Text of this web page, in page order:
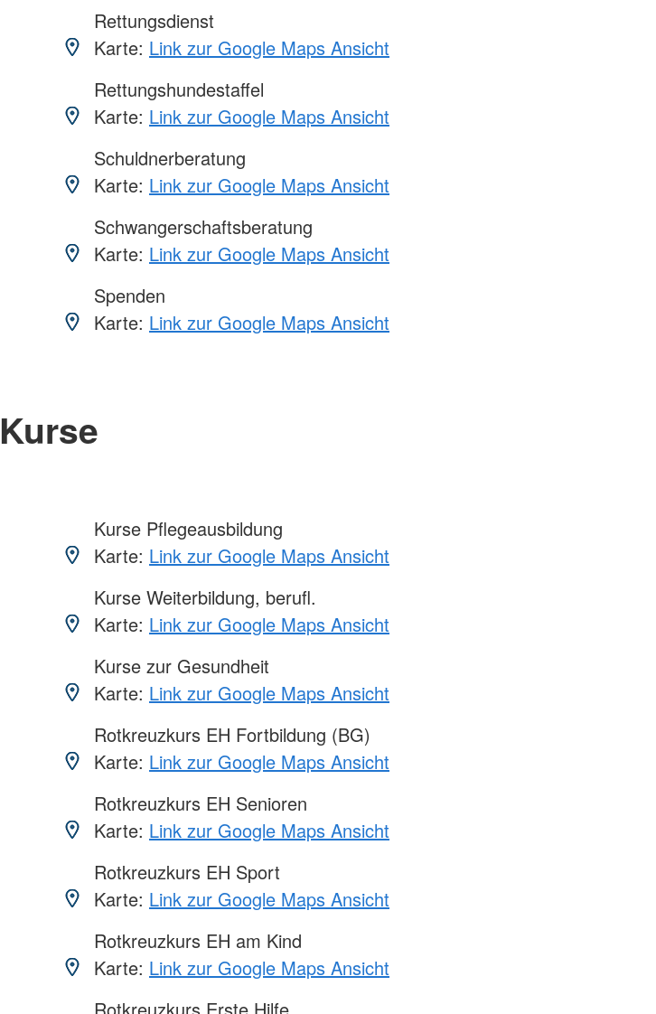
Rettungsdienst
Karte: Link zur Google Maps Ansicht
Rettungshundestaffel
Karte: Link zur Google Maps Ansicht
Schuldnerberatung
Karte: Link zur Google Maps Ansicht
Schwangerschaftsberatung
Karte: Link zur Google Maps Ansicht
Spenden
Karte: Link zur Google Maps Ansicht
Kurse
Kurse Pflegeausbildung
Karte: Link zur Google Maps Ansicht
Kurse Weiterbildung, berufl.
Karte: Link zur Google Maps Ansicht
Kurse zur Gesundheit
Karte: Link zur Google Maps Ansicht
Rotkreuzkurs EH Fortbildung (BG)
Karte: Link zur Google Maps Ansicht
Rotkreuzkurs EH Senioren
Karte: Link zur Google Maps Ansicht
Rotkreuzkurs EH Sport
Karte: Link zur Google Maps Ansicht
Rotkreuzkurs EH am Kind
Karte: Link zur Google Maps Ansicht